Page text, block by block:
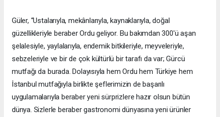
Güler, “Ustalarıyla, mekânlarıyla, kaynaklarıyla, doğal
güzellikleriyle beraber Ordu geliyor. Bu bakımdan 300'ü aşan
şelalesiyle, yaylalarıyla, endemik bitkileriyle, meyveleriyle,
sebzeleriyle ve bir de çok kültürlü bir tarafı da var; Gürcü
mutfağı da burada. Dolayısıyla hem Ordu hem Türkiye hem
İstanbul mutfağıyla birlikte şeflerimizin de başarılı
uygulamalarıyla beraber yeni sürprizlere hazır olsun bütün
dünya. Sizlerle beraber gastronomi dünyasına yeni ürünler